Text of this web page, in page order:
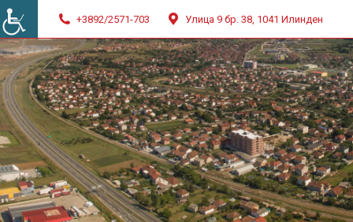
+3892/2571-703 Улица 9 бр. 38, 1041 Илинден